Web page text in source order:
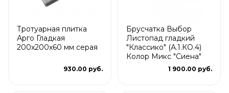
Тротуарная плитка
Арго Гладкая
200x200x60 мм серая
930.00 руб.
Брусчатка Выбор
Листопад гладкий
"Классико" (А.1.КО.4)
Колор Микс "Сиена"
1 900.00 руб.